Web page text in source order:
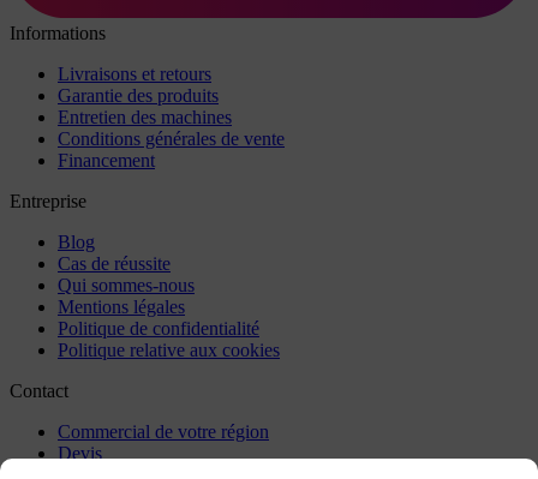
Informations
Livraisons et retours
Garantie des produits
Entretien des machines
Conditions générales de vente
Financement
Entreprise
Blog
Cas de réussite
Qui sommes-nous
Mentions légales
Politique de confidentialité
Politique relative aux cookies
Contact
Commercial de votre région
Devis